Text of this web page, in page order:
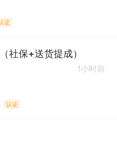
证
社保+送货提成）
1小时前
认证